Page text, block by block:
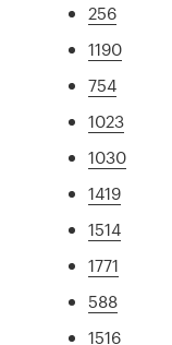
256
1190
754
1023
1030
1419
1514
1771
588
1516